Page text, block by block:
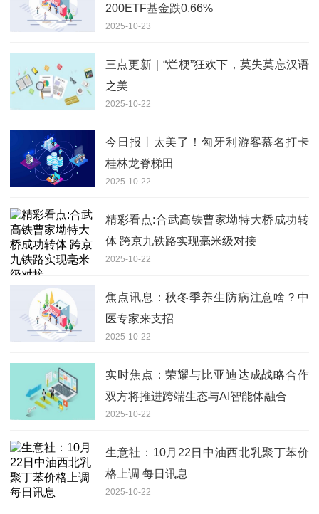
200ETF基金跌0.66%
2025-10-23
三点更新｜“烂梗”狂欢下，莫失莫忘汉语
之美
2025-10-22
今日报丨太美了！匈牙利游客慕名打卡
桂林龙脊梯田
2025-10-22
精彩看点:合武高铁曹家坳特大桥成功转
体 跨京九铁路实现毫米级对接
2025-10-22
焦点讯息：秋冬季养生防病注意啥？中
医专家来支招
2025-10-22
实时焦点：荣耀与比亚迪达成战略合作
双方将推进跨端生态与AI智能体融合
2025-10-22
生意社：10月22日中油西北乳聚丁苯价
格上调 每日讯息
2025-10-22